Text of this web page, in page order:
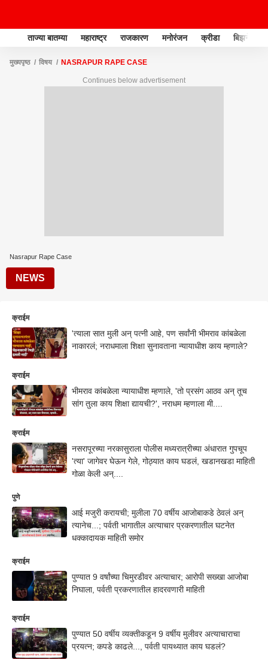
ताज्या बातम्या महाराष्ट्र राजकारण मनोरंजन क्रीडा बिझनेस
मुख्यपृष्ठ विषय NASRAPUR RAPE CASE
Continues below advertisement
Nasrapur Rape Case
NEWS
क्राईम
'त्याला सात मुली अन् पत्नी आहे, पण सर्वांनी भीमराव कांबळेला
नाकारलं; नराधमाला शिक्षा सुनावताना न्यायाधीश काय म्हणाले?
क्राईम
भीमराव कांबळेला न्यायाधीश म्हणाले, 'तो प्रसंग आठव अन् तूच
सांग तुला काय शिक्षा द्यायची?', नराधम म्हणाला मी....
क्राईम
नसरापूरच्या नरकासुराला पोलीस मध्यरात्रीच्या अंधारात गुपचूप
'त्या' जागेवर घेऊन गेले, गोठ्यात काय घडलं, खडानखडा माहिती
गोळा केली अन्....
पुणे
आई मजुरी करायची; मुलीला 70 वर्षीय आजोबाकडे ठेवलं अन्
त्यानेच...; पर्वती भागातील अत्याचार प्रकरणातील घटनेत
धक्कादायक माहिती समोर
क्राईम
पुण्यात 9 वर्षांच्या चिमुरडीवर अत्याचार; आरोपी सख्खा आजोबा
निघाला, पर्वती प्रकरणातील हादरवणारी माहिती
क्राईम
पुण्यात 50 वर्षीय व्यक्तीकडून 9 वर्षीय मुलीवर अत्याचाराचा
प्रयत्न; कपडे काढले..., पर्वती पायथ्यात काय घडलं?